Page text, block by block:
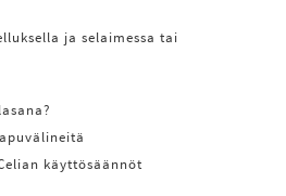
ja selaimessa tai
käyttösäännöt